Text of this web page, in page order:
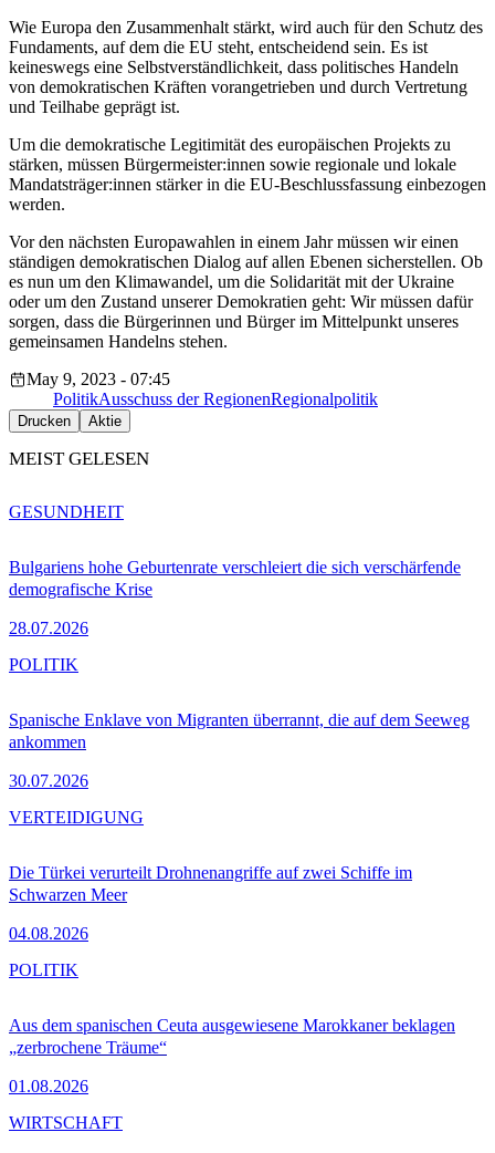
Wie Europa den Zusammenhalt stärkt, wird auch für den Schutz des
Fundaments, auf dem die EU steht, entscheidend sein. Es ist
keineswegs eine Selbstverständlichkeit, dass politisches Handeln
von demokratischen Kräften vorangetrieben und durch Vertretung
und Teilhabe geprägt ist.
Um die demokratische Legitimität des europäischen Projekts zu
stärken, müssen Bürgermeister:innen sowie regionale und lokale
Mandatsträger:innen stärker in die EU-Beschlussfassung einbezogen
werden.
Vor den nächsten Europawahlen in einem Jahr müssen wir einen
ständigen demokratischen Dialog auf allen Ebenen sicherstellen. Ob
es nun um den Klimawandel, um die Solidarität mit der Ukraine
oder um den Zustand unserer Demokratien geht: Wir müssen dafür
sorgen, dass die Bürgerinnen und Bürger im Mittelpunkt unseres
gemeinsamen Handelns stehen.
May 9, 2023 - 07:45
PolitikAusschuss der RegionenRegionalpolitik
Drucken Aktie
MEIST GELESEN
Bulgariens hohe Geburtenrate verschleiert die sich verschärfende
demografische Krise
28.07.2026
GESUNDHEIT
Spanische Enklave von Migranten überrannt, die auf dem Seeweg
ankommen
30.07.2026
POLITIK
Die Türkei verurteilt Drohnenangriffe auf zwei Schiffe im
Schwarzen Meer
04.08.2026
VERTEIDIGUNG
Aus dem spanischen Ceuta ausgewiesene Marokkaner beklagen
„zerbrochene Träume“
01.08.2026
POLITIK
WIRTSCHAFT